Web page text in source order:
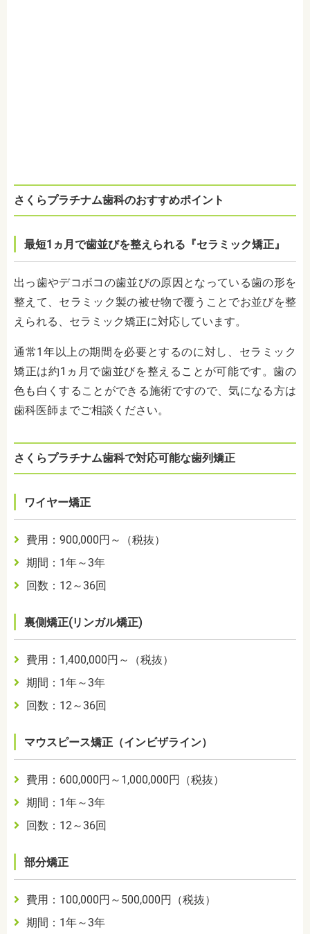
さくらプラチナム歯科のおすすめポイント
最短1ヵ月で歯並びを整えられる『セラミック矯正』
出っ歯やデコボコの歯並びの原因となっている歯の形を
整えて、セラミック製の被せ物で覆うことでお並びを整
えられる、セラミック矯正に対応しています。
通常1年以上の期間を必要とするのに対し、セラミック
矯正は約1ヵ月で歯並びを整えることが可能です。歯の
色も白くすることができる施術ですので、気になる方は
歯科医師までご相談ください。
さくらプラチナム歯科で対応可能な歯列矯正
ワイヤー矯正
費用：900,000円～（税抜）
期間：1年～3年
回数：12～36回
裏側矯正(リンガル矯正)
費用：1,400,000円～（税抜）
期間：1年～3年
回数：12～36回
マウスピース矯正（インビザライン）
費用：600,000円～1,000,000円（税抜）
期間：1年～3年
回数：12～36回
部分矯正
費用：100,000円～500,000円（税抜）
期間：1年～3年